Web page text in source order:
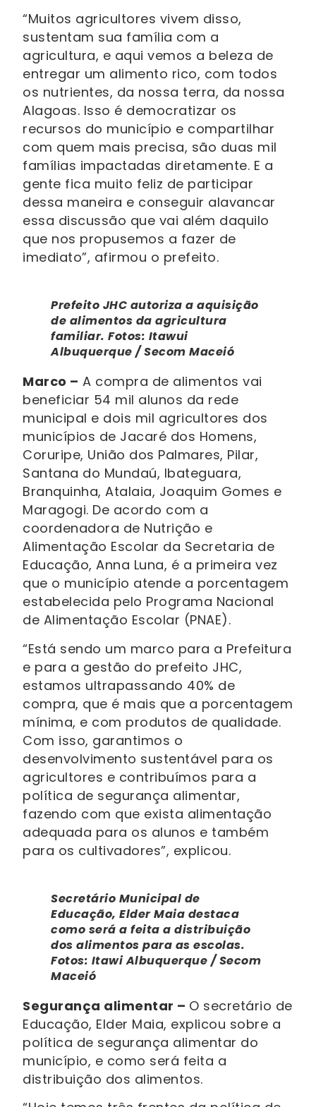
“Muitos agricultores vivem disso,
sustentam sua família com a
agricultura, e aqui vemos a beleza de
entregar um alimento rico, com todos
os nutrientes, da nossa terra, da nossa
Alagoas. Isso é democratizar os
recursos do município e compartilhar
com quem mais precisa, são duas mil
famílias impactadas diretamente. E a
gente fica muito feliz de participar
dessa maneira e conseguir alavancar
essa discussão que vai além daquilo
que nos propusemos a fazer de
imediato”, afirmou o prefeito.
Prefeito JHC autoriza a aquisição
de alimentos da agricultura
familiar. Fotos: Itawui
Albuquerque / Secom Maceió
Marco – A compra de alimentos vai
beneficiar 54 mil alunos da rede
municipal e dois mil agricultores dos
municípios de Jacaré dos Homens,
Coruripe, União dos Palmares, Pilar,
Santana do Mundaú, Ibateguara,
Branquinha, Atalaia, Joaquim Gomes e
Maragogi. De acordo com a
coordenadora de Nutrição e
Alimentação Escolar da Secretaria de
Educação, Anna Luna, é a primeira vez
que o município atende a porcentagem
estabelecida pelo Programa Nacional
de Alimentação Escolar (PNAE).
“Está sendo um marco para a Prefeitura
e para a gestão do prefeito JHC,
estamos ultrapassando 40% de
compra, que é mais que a porcentagem
mínima, e com produtos de qualidade.
Com isso, garantimos o
desenvolvimento sustentável para os
agricultores e contribuímos para a
política de segurança alimentar,
fazendo com que exista alimentação
adequada para os alunos e também
para os cultivadores”, explicou.
Secretário Municipal de
Educação, Elder Maia destaca
como será a feita a distribuição
dos alimentos para as escolas.
Fotos: Itawi Albuquerque / Secom
Maceió
Segurança alimentar – O secretário de
Educação, Elder Maia, explicou sobre a
política de segurança alimentar do
município, e como será feita a
distribuição dos alimentos.